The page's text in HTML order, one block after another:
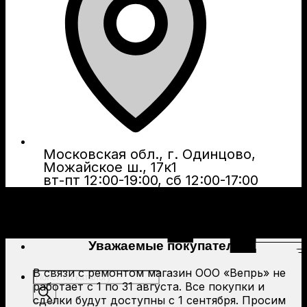
Московская обл., г. Одинцово,
Можайское ш., 17к1
вт-пт 12:00-19:00, сб 12:00-17:00
Поиск
товаров
Уважаемые покупатели!
В связи с ремонтом магазин ООО «Вепрь» не
работает с 1 по 31 августа. Все покупки и
сделки будут доступны с 1 сентября. Просим